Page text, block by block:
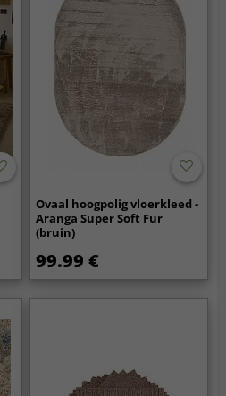
Ovaal hoogpolig vloerkleed -
Aranga Super Soft Fur
(bruin)
99.99 €